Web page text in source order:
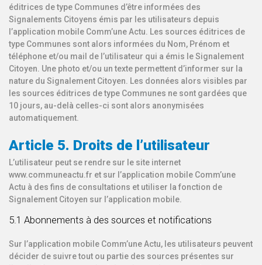
éditrices de type Communes d’être informées des
Signalements Citoyens émis par les utilisateurs depuis
l’application mobile Comm’une Actu. Les sources éditrices de
type Communes sont alors informées du Nom, Prénom et
téléphone et/ou mail de l’utilisateur qui a émis le Signalement
Citoyen. Une photo et/ou un texte permettent d’informer sur la
nature du Signalement Citoyen. Les données alors visibles par
les sources éditrices de type Communes ne sont gardées que
10 jours, au-delà celles-ci sont alors anonymisées
automatiquement.
Article 5. Droits de l’utilisateur
L’utilisateur peut se rendre sur le site internet
www.communeactu.fr et sur l’application mobile Comm’une
Actu à des fins de consultations et utiliser la fonction de
Signalement Citoyen sur l’application mobile.
5.1 Abonnements à des sources et notifications
Sur l’application mobile Comm’une Actu, les utilisateurs peuvent
décider de suivre tout ou partie des sources présentes sur